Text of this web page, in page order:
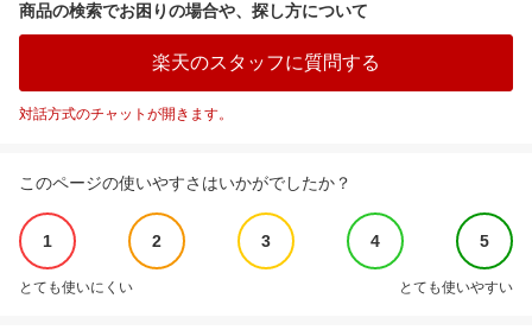
商品の検索でお困りの場合や、探し方について
楽天のスタッフに質問する
対話方式のチャットが開きます。
このページの使いやすさはいかがでしたか？
1 2 3 4 5
とても使いにくい とても使いやすい